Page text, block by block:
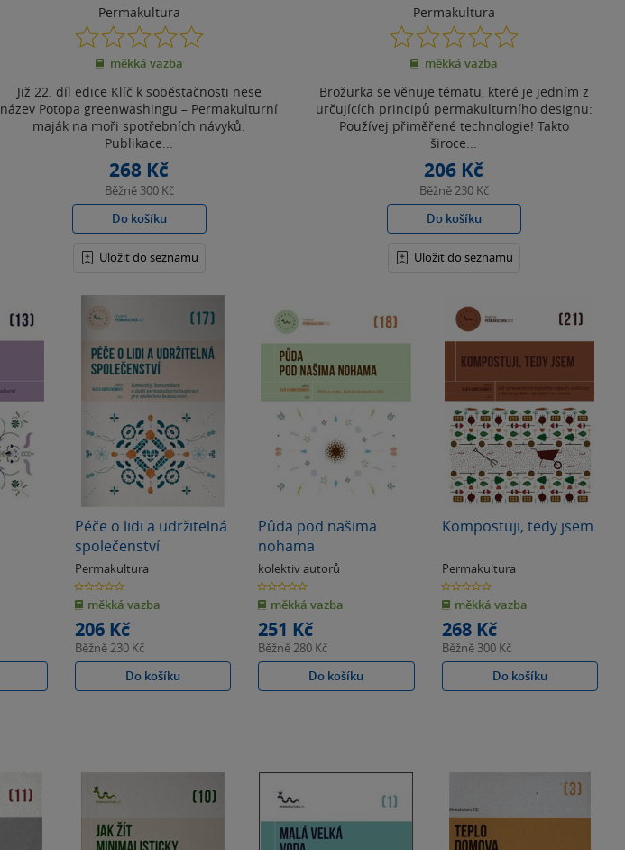
Permakultura
0.0
z
5
měkká vazba
Již 22. díl edice Klíč k soběstačnosti nese
název Potopa greenwashingu – Permakulturní
maják na moři spotřebních návyků.
Publikace...
268 Kč
Běžně 300 Kč
Do košíku
Uložit do seznamu
Permakultura
0.0
z
5
měkká vazba
Brožurka se věnuje tématu, které je jedním z
určujících principů permakulturního designu:
Používej přiměřené technologie! Takto
široce...
206 Kč
Běžně 230 Kč
Do košíku
Uložit do seznamu
Péče o lidi a udržitelná
společenství
Permakultura
0.0
z
5
hvězdiček
měkká vazba
206 Kč
Běžně 230 Kč
Do košíku
Půda pod našima
nohama
kolektiv autorů
0.0
z
5
hvězdiček
měkká vazba
251 Kč
Běžně 280 Kč
Do košíku
Kompostuji, tedy jsem
Permakultura
0.0
z
5
hvězdiček
měkká vazba
268 Kč
Běžně 300 Kč
Do košíku